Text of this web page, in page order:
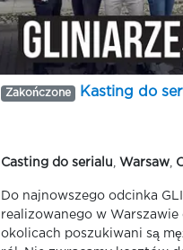
Zakończone Kasting do
Casting do serialu Warsaw
Do najnowszego odcinka
realizowanego w Warszawie
okolicach poszukiwani są